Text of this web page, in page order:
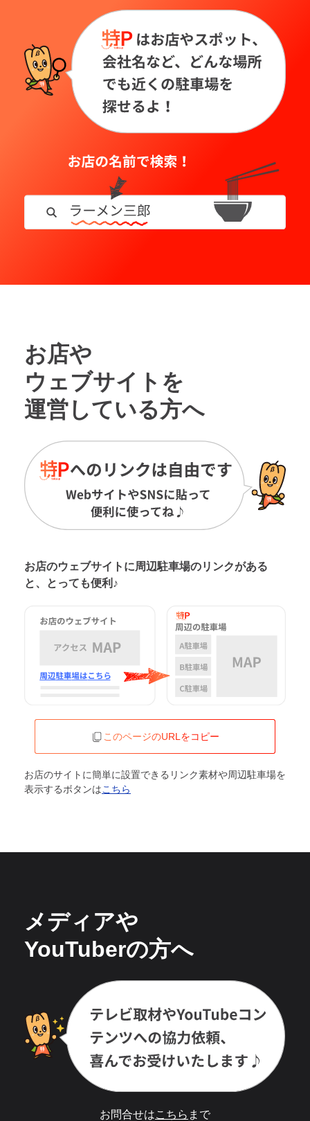
お店や
ウェブサイトを
運営している方へ
お店のウェブサイトに周辺駐車場のリンクがある
と、とっても便利♪
このページのURLをコピー
お店のサイトに簡単に設置できるリンク素材や周辺駐車場を
表示するボタンはこちら
メディアや
YouTuberの方へ
お問合せはこちら まで